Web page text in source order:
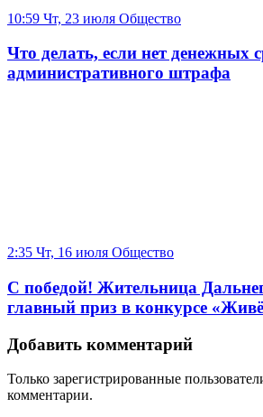
10:59 Чт, 23 июля Общество
Что делать, если нет денежных
административного штрафа
2:35 Чт, 16 июля Общество
С победой! Жительница
главный приз в конкурсе
Добавить комментарий
Только зарегистрированные
комментарии.